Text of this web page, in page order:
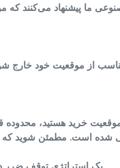
ما پیشنهاد می‌کنند که
از موقعیت خود
خرید هستید،